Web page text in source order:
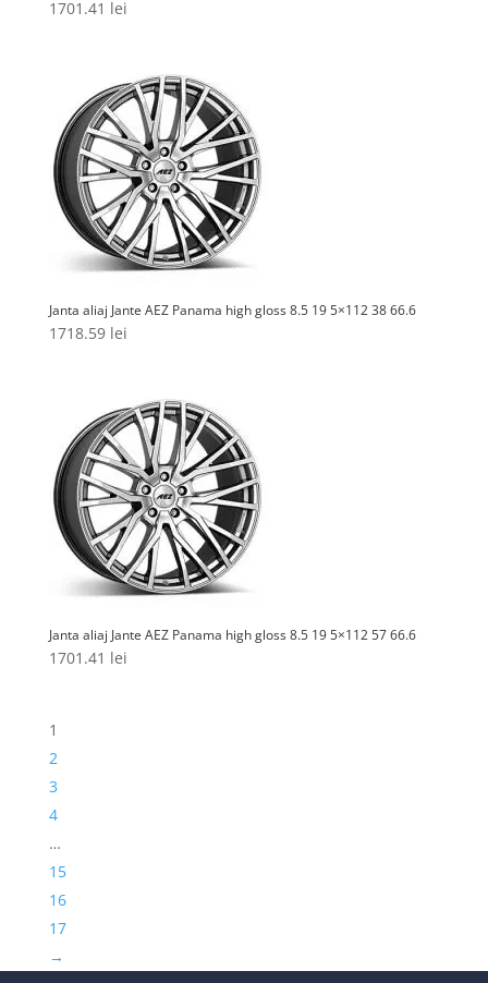
1701.41 lei
Janta aliaj Jante AEZ Panama high gloss 8.5 19 5×112 38 66.6
1718.59 lei
Janta aliaj Jante AEZ Panama high gloss 8.5 19 5×112 57 66.6
1701.41 lei
1
2
3
4
…
15
16
17
→